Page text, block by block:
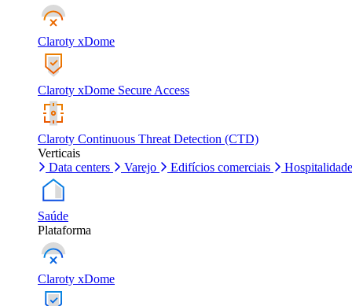
Claroty xDome
Claroty xDome Secure Access
Claroty Continuous Threat Detection (CTD)
Verticais
Data centers
Varejo Edifícios comerciais Hospitalidade
Saúde
Plataforma
Claroty xDome